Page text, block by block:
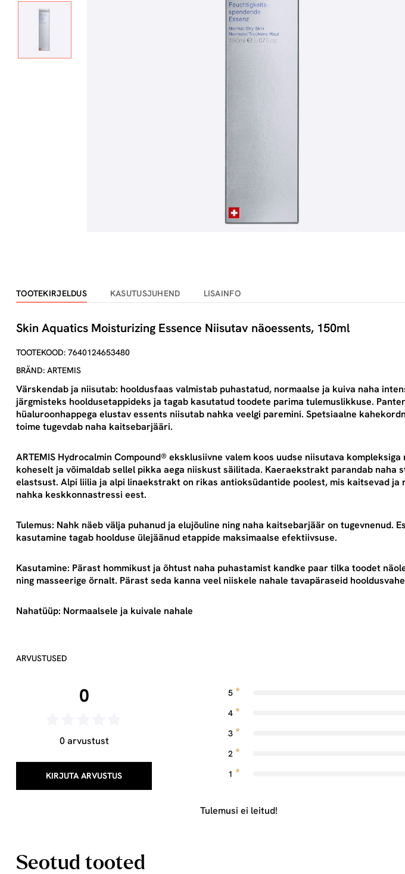
TOOTEKIRJELDUS KASUTUSJUHEND LISAINFO
Skin Aquatics Moisturizing Essence Niisutav näoessents, 150ml
TOOTEKOOD: 7640124653480
BRÄND: ARTEMIS
Värskendab ja niisutab: hooldusfaas valmistab puhastatud, normaalse ja kuiva naha
järgmisteks hooldusetappideks ja tagab kasutatud toodete parima tulemuslikkuse.
hüaluroonhappega elustav essents niisutab nahka veelgi paremini. Spetsiaalne
toime tugevdab naha kaitsebarjääri.
ARTEMIS Hydrocalmin Compound® eksklusiivne valem koos uudse niisutava
koheselt ja võimaldab sellel pikka aega niiskust säilitada. Kaeraekstrakt parandab naha
elastsust. Alpi liilia ja alpi linaekstrakt on rikas antioksüdantide poolest, mis kaitsevad ja
nahka keskkonnastressi eest.
Tulemus: Nahk näeb välja puhanud ja elujõuline ning naha kaitsebarjäär on tugevnenud.
kasutamine tagab hoolduse ülejäänud etappide maksimaalse efektiivsuse.
Kasutamine: Pärast hommikust ja õhtust naha puhastamist kandke paar tilka toodet
ning masseerige õrnalt. Pärast seda kanna veel niiskele nahale tavapäraseid
Nahatüüp: Normaalsele ja kuivale nahale
ARVUSTUSED
0
0 arvustust
KIRJUTA ARVUSTUS
5
4
3
2
1
Tulemusi ei leitud!
Seotud tooted